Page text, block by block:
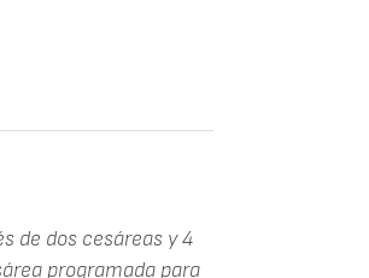
de dos cesáreas y 4
programada para